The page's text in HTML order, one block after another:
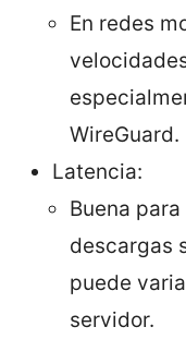
En redes
WireGuard.
Latencia:
Buena
descargas
puede
servidor.